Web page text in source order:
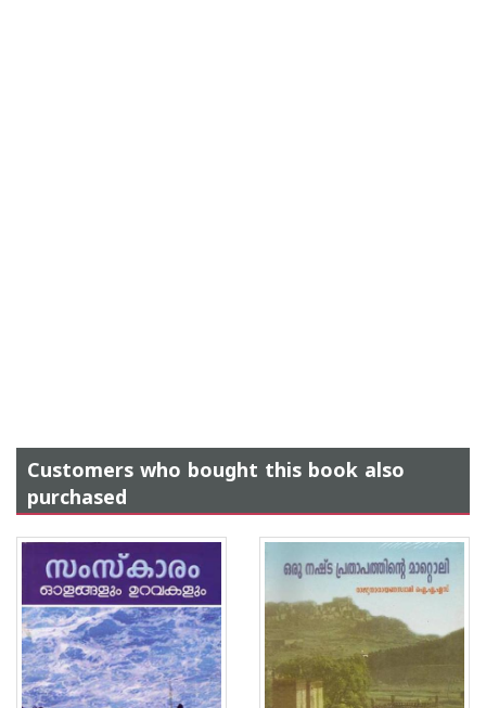
Customers who bought this book also
purchased